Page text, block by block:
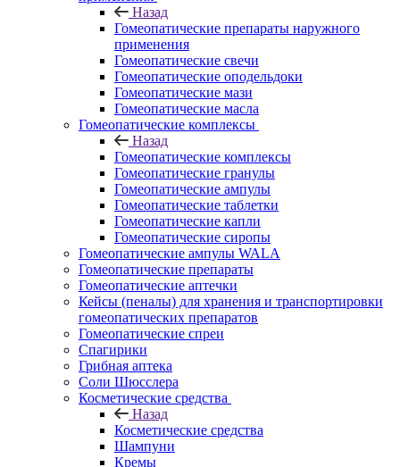
Назад
Гомеопатические препараты наружного
применения
Гомеопатические свечи
Гомеопатические оподельдоки
Гомеопатические мази
Гомеопатические масла
Гомеопатические комплексы
Назад
Гомеопатические комплексы
Гомеопатические гранулы
Гомеопатические ампулы
Гомеопатические таблетки
Гомеопатические капли
Гомеопатические сиропы
Гомеопатические ампулы WALA
Гомеопатические препараты
Гомеопатические аптечки
Кейсы (пеналы) для хранения и транспортировки
гомеопатических препаратов
Гомеопатические спреи
Спагирики
Грибная аптека
Соли Шюсслера
Косметические средства
Назад
Косметические средства
Шампуни
Кремы